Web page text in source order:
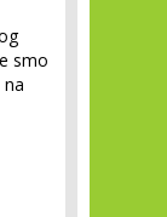
smo